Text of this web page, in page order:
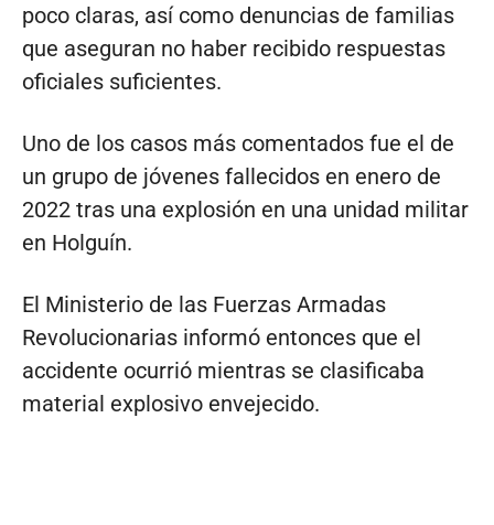
poco claras, así como denuncias de familias
que aseguran no haber recibido respuestas
oficiales suficientes.
Uno de los casos más comentados fue el de
un grupo de jóvenes fallecidos en enero de
2022 tras una explosión en una unidad militar
en Holguín.
El Ministerio de las Fuerzas Armadas
Revolucionarias informó entonces que el
accidente ocurrió mientras se clasificaba
material explosivo envejecido.